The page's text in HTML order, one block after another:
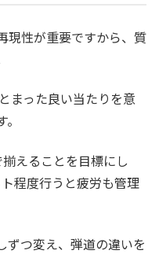
現性が重要ですから、質
まった良い当たりを意
えることを目標にし
程度行うと疲労も管理
ずつ変え、弾道の違いを